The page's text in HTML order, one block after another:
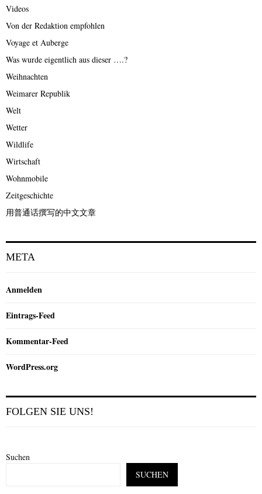
Videos
Von der Redaktion empfohlen
Voyage et Auberge
Was wurde eigentlich aus dieser ….?
Weihnachten
Weimarer Republik
Welt
Wetter
Wildlife
Wirtschaft
Wohnmobile
Zeitgeschichte
用普通话撰写的中文文章
META
Anmelden
Eintrags-Feed
Kommentar-Feed
WordPress.org
FOLGEN SIE UNS!
Suchen
SUCHEN